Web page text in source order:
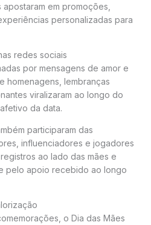
em promoções,
personalizadas para
redes sociais
por mensagens de amor e
homenagens, lembranças
viralizaram ao longo do
da data.
participaram das
influenciadores e jogadores
ao lado das mães e
pelo apoio recebido ao longo
o Dia das Mães